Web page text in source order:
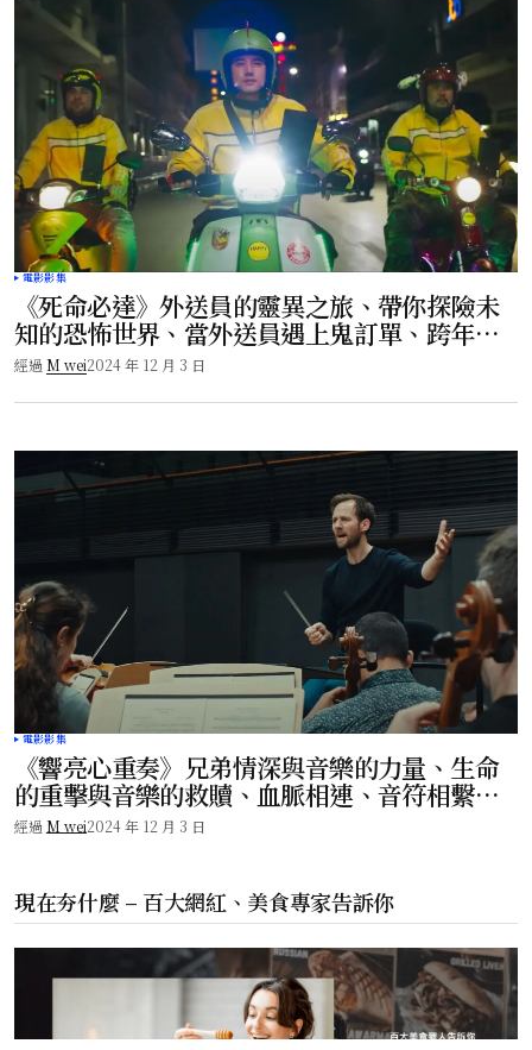
電影影集
《死命必達》外送員的靈異之旅、帶你探險未
知的恐怖世界、當外送員遇上鬼訂單、跨年驚
悚大作！
經過 M wei2024 年 12 月 3 日
電影影集
《響亮心重奏》兄弟情深與音樂的力量、生命
的重擊與音樂的救贖、血脈相連、音符相繫、
感動你的每一顆心！
經過 M wei2024 年 12 月 3 日
現在夯什麼 – 百大網紅、美食專家告訴你